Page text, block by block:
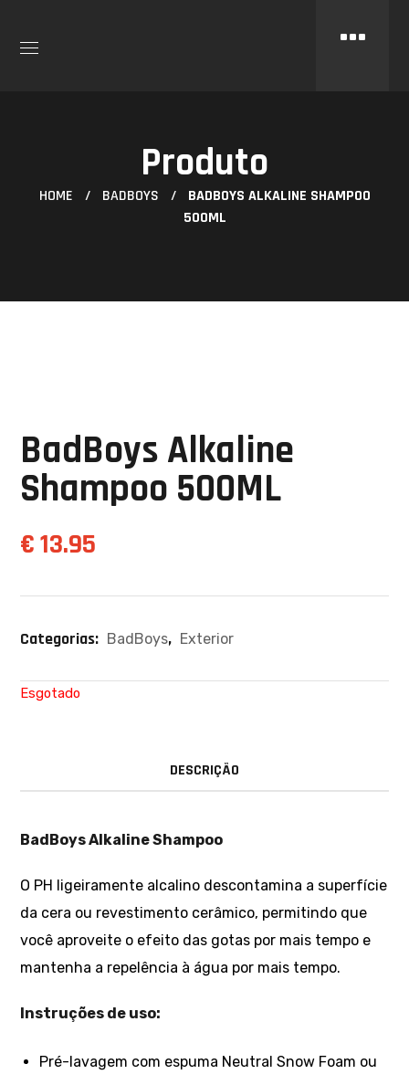
Produto
HOME BADBOYS
BADBOYS ALKALINE SHAMPOO
500ML
BadBoys Alkaline
Shampoo 500ML
€13.95
Categorias: BadBoys, Exterior
Esgotado
DESCRIÇÃO
BadBoys Alkaline Shampoo
O PH ligeiramente alcalino descontamina a superfície
da cera ou revestimento cerâmico, permitindo que
você aproveite o efeito das gotas por mais tempo e
mantenha a repelência à água por mais tempo.
Instruções de uso:
Pré-lavagem com espuma Neutral Snow Foam ou